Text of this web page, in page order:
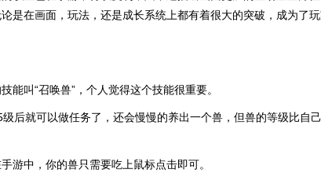
是在画面，玩法，还是成长系统上都有着很大的突破，成为了
叫“召唤兽”，个人觉得这个技能很重要。
后就可以做任务了，还会慢慢的养出一个兽，但兽的等级比自
游中，你的兽只需要吃上鼠标点击即可。